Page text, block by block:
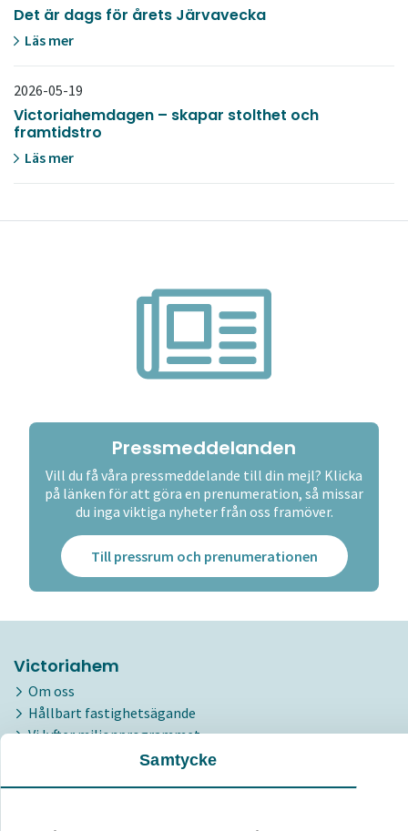
Samtycke
Det är dags för årets Järvavecka
Läs mer
2026-05-19
Victoriahemdagen – skapar stolthet och
framtidstro
Läs mer
Pressmeddelanden
Vill du få våra pressmeddelande till din mejl? Klicka
på länken för att göra en prenumeration, så missar
du inga viktiga nyheter från oss framöver.
Till pressrum och prenumerationen
Victoriahem
Om oss
Hållbart fastighetsägande
Vi lyfter miljonprogrammet